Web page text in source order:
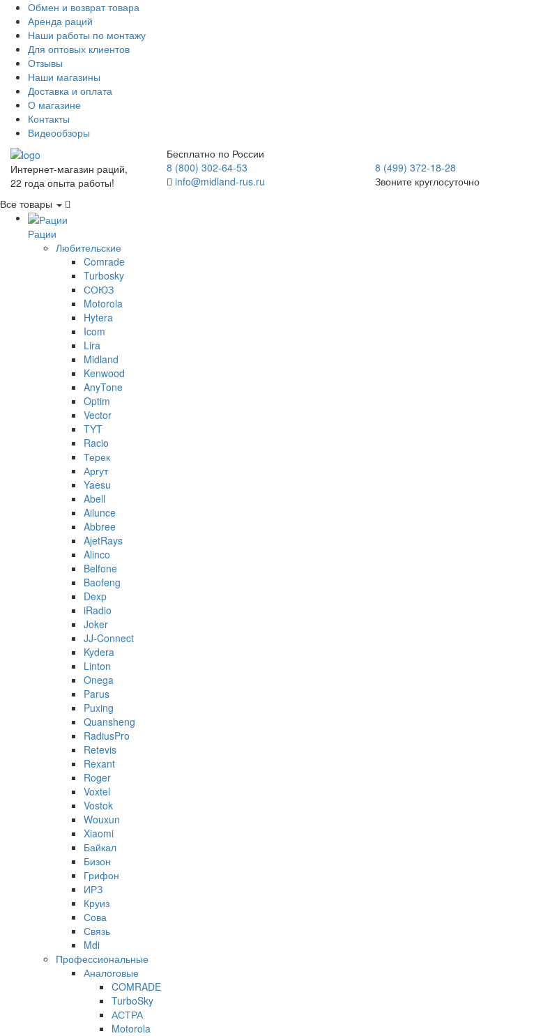
Обмен и возврат товара
Аренда раций
Наши работы по монтажу
Для оптовых клиентов
Отзывы
Наши магазины
Доставка и оплата
О магазине
Контакты
Видеообзоры
Интернет-магазин раций,
22 года опыта работы!
Бесплатно по России
8 (800) 302-64-53
info@midland-rus.ru
8 (499) 372-18-28
Звоните круглосуточно
Все товары
Рации
Любительские
Comrade
Turbosky
СОЮЗ
Motorola
Hytera
Icom
Lira
Midland
Kenwood
AnyTone
Optim
Vector
TYT
Racio
Терек
Аргут
Yaesu
Abell
Ailunce
Abbree
AjetRays
Alinco
Belfone
Baofeng
Dexp
iRadio
Joker
JJ-Connect
Kydera
Linton
Onega
Parus
Puxing
Quansheng
RadiusPro
Retevis
Rexant
Roger
Voxtel
Vostok
Wouxun
Xiaomi
Байкал
Бизон
Грифон
ИРЗ
Круиз
Сова
Связь
Mdi
Профессиональные
Аналоговые
COMRADE
TurboSky
АСТРА
Motorola